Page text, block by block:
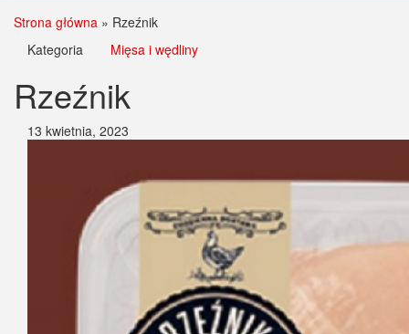
Strona główna » Rzeźnik
Kategoria
Mięsa i wędliny
Rzeźnik
13 kwietnia, 2023